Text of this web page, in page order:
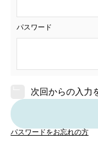
パスワード
次回からの入力
パスワードをお忘れの方